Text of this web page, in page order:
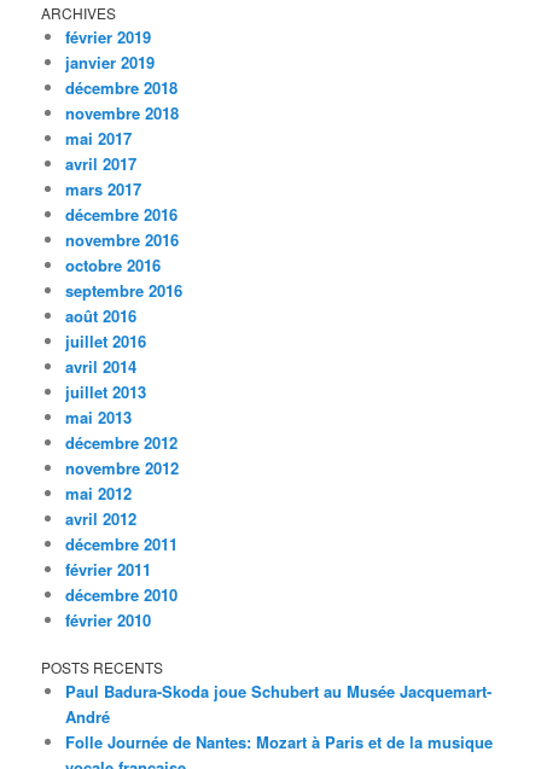
ARCHIVES
février 2019
janvier 2019
décembre 2018
novembre 2018
mai 2017
avril 2017
mars 2017
décembre 2016
novembre 2016
octobre 2016
septembre 2016
août 2016
juillet 2016
avril 2014
juillet 2013
mai 2013
décembre 2012
novembre 2012
mai 2012
avril 2012
décembre 2011
février 2011
décembre 2010
février 2010
POSTS RECENTS
Paul Badura-Skoda joue Schubert au Musée Jacquemart-
André
Folle Journée de Nantes: Mozart à Paris et de la musique